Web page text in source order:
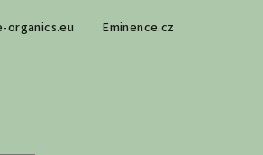
organics.eu Eminence.cz